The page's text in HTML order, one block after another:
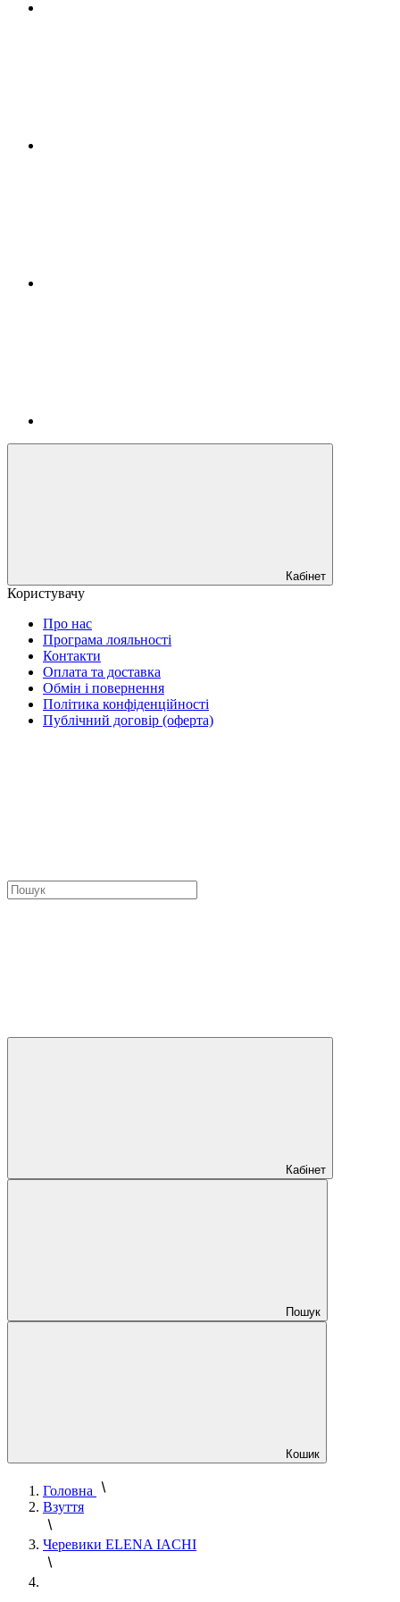
Кабінет
Користувачу
Про нас
Програма лояльності
Контакти
Оплата та доставка
Обмін і повернення
Політика конфіденційності
Публічний договір (оферта)
Кабінет
Пошук
Кошик
Головна
Взуття
Черевики ELENA IACHI